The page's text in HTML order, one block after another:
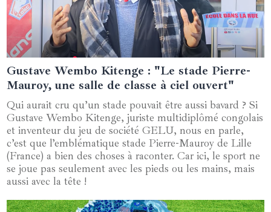
03 mars 2025
Gustave Wembo Kitenge : "Le stade Pierre-
Mauroy, une salle de classe à ciel ouvert"
Qui aurait cru qu’un stade pouvait être aussi bavard ? Si
Gustave Wembo Kitenge, juriste multidiplômé congolais
et inventeur du jeu de société GELU, nous en parle,
c’est que l’emblématique stade Pierre-Mauroy de Lille
(France) a bien des choses à raconter. Car ici, le sport ne
se joue pas seulement avec les pieds ou les mains, mais
aussi avec la tête !